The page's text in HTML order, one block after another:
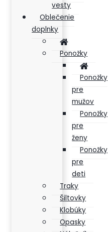
vesty
Oblečenie
doplnky
Ponožky
Ponožky
pre
mužov
Ponožky
pre
ženy
Ponožky
pre
deti
Traky
Šiltovky
Klobúky
Opasky